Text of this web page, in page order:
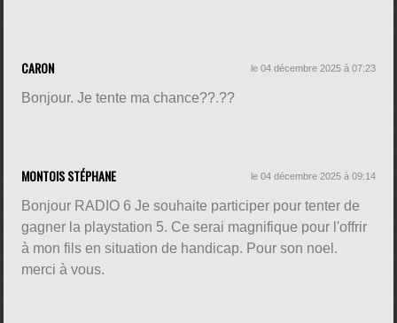
CARON le 04 décembre 2025 à 07:23
Bonjour. Je tente ma chance??.??
MONTOIS STÉPHANE le 04 décembre 2025 à 09:14
Bonjour RADIO 6 Je souhaite participer pour tenter de
gagner la playstation 5. Ce serai magnifique pour l'offrir
à mon fils en situation de handicap. Pour son noel.
merci à vous.